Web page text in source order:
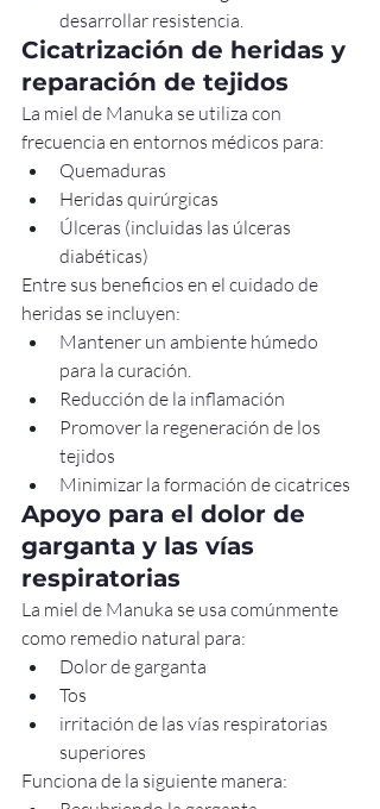
desarrollar resistencia.
Cicatrización de heridas y
reparación de tejidos
La miel de Manuka se utiliza con
frecuencia en entornos médicos para:
Quemaduras
Heridas quirúrgicas
Úlceras (incluidas las úlceras
diabéticas)
Entre sus beneficios en el cuidado de
heridas se incluyen:
Mantener un ambiente húmedo
para la curación.
Reducción de la inflamación
Promover la regeneración de los
tejidos
Minimizar la formación de cicatrices
Apoyo para el dolor de
garganta y las vías
respiratorias
La miel de Manuka se usa comúnmente
como remedio natural para:
Dolor de garganta
Tos
irritación de las vías respiratorias
superiores
Funciona de la siguiente manera: